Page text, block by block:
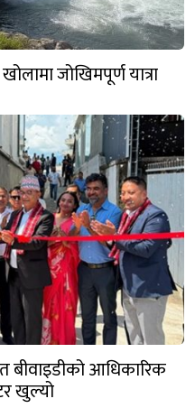
जोखिमपूर्ण यात्रा
बीवाइडीको आधिकारिक
खुल्यो